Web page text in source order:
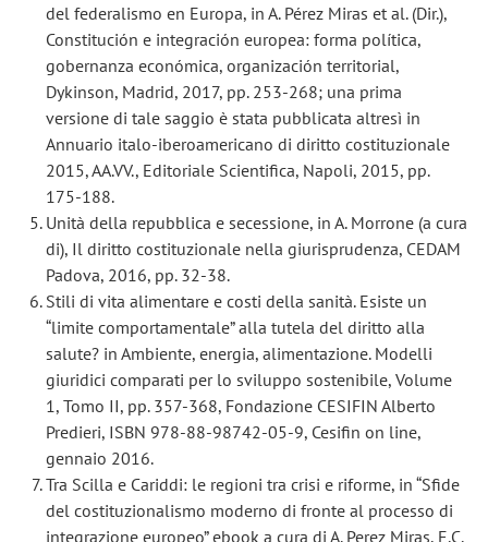
del federalismo en Europa, in A. Pérez Miras et al. (Dir.),
Constitución e integración europea: forma política,
gobernanza económica, organización territorial,
Dykinson, Madrid, 2017, pp. 253-268; una prima
versione di tale saggio è stata pubblicata altresì in
Annuario italo-iberoamericano di diritto costituzionale
2015, AA.VV., Editoriale Scientifica, Napoli, 2015, pp.
175-188.
Unità della repubblica e secessione, in A. Morrone (a cura
di), Il diritto costituzionale nella giurisprudenza, CEDAM
Padova, 2016, pp. 32-38.
Stili di vita alimentare e costi della sanità. Esiste un
“limite comportamentale” alla tutela del diritto alla
salute? in Ambiente, energia, alimentazione. Modelli
giuridici comparati per lo sviluppo sostenibile, Volume
1, Tomo II, pp. 357-368, Fondazione CESIFIN Alberto
Predieri, ISBN 978-88-98742-05-9, Cesifin on line,
gennaio 2016.
Tra Scilla e Cariddi: le regioni tra crisi e riforme, in “Sfide
del costituzionalismo moderno di fronte al processo di
integrazione europeo” ebook a cura di A. Perez Miras, E.C.